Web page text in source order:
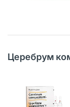
Церебрум